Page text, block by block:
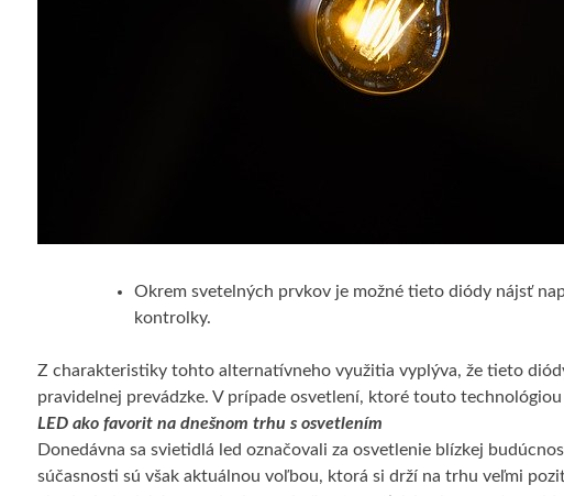
Okrem svetelných prvkov je možné tieto diódy nájsť
kontrolky.
Z charakteristiky tohto alternatívneho využitia vyplýva, že tieto
pravidelnej prevádzke. V prípade osvetlení, ktoré touto
LED ako favorit na dnešnom trhu s osvetlením
Donedávna sa svietidlá led označovali za osvetlenie blízkej
súčasnosti sú však aktuálnou voľbou, ktorá si drží na trhu veľmi